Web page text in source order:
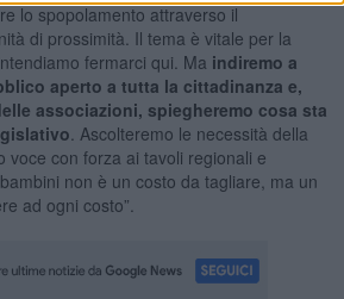
lo spopolamento attraverso il
di prossimità. Il tema è vitale per la
fermarci qui. Ma indiremo a
aperto a tutta la cittadinanza e,
associazioni, spiegheremo cosa sta
. Ascolteremo le necessità della
voce con forza ai tavoli regionali e
non è un costo da tagliare, ma un
ad ogni costo”.